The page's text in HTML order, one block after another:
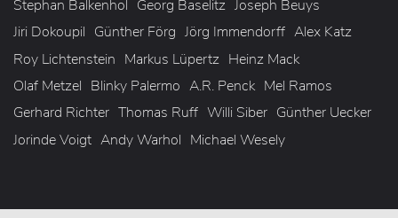
Stephan Balkenhol Georg Baselitz Joseph Beuys
Jiri Dokoupil Günther Förg Jörg Immendorff Alex Katz
Roy Lichtenstein Markus Lüpertz Heinz Mack
Olaf Metzel Blinky Palermo A.R. Penck Mel Ramos
Gerhard Richter Thomas Ruff Willi Siber Günther Uecker
Jorinde Voigt Andy Warhol Michael Wesely